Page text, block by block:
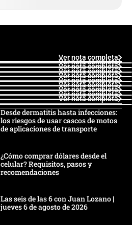
Ver nota completa
Ver nota completa
Ver nota completa
Ver nota completa
Ver nota completa
Ver nota completa
Ver nota completa
Ver nota completa
Ver nota completa
Ver nota completa
Desde dermatitis hasta infecciones:
los riesgos de usar cascos de motos
de aplicaciones de transporte
¿Cómo comprar dólares desde el
celular? Requisitos, pasos y
recomendaciones
Las seis de las 6 con Juan Lozano |
jueves 6 de agosto de 2026